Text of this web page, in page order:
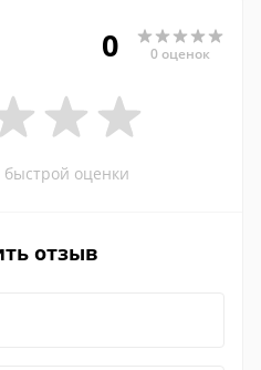
0 0 оценок
оценки
отзыв